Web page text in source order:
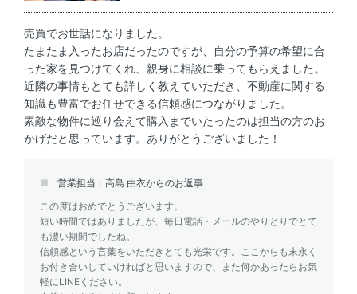
売買でお世話になりました。
たまたま入ったお店だったのですが、自分の予算の希望に合
った家を見つけてくれ、親身に相談に乗ってもらえました。
近隣の事情もとても詳しく教えていただき、不動産に関する
知識も豊富でお任せできる信頼感につながりました。
素敵な物件に巡り会えて購入までいたったのは担当の方のお
かげだと思っています。ありがとうございました！
営業担当：高島 由衣からのお返事
この度はおめでとうございます。
短い時間ではありましたが、毎日電話・メールのやりとりでとて
も濃い期間でしたね。
信頼感という言葉をいただきとても光栄です。ここからも末永く
お付き合いしていければと思いますので、また何かあったらお気
軽にLINEください。